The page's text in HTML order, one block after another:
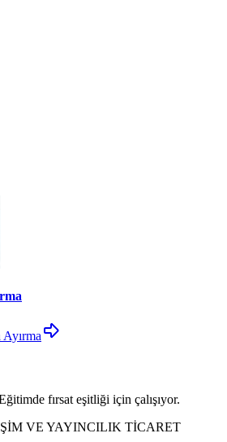
fırsat eşitliği için çalışıyor.
VE YAYINCILIK TİCARET